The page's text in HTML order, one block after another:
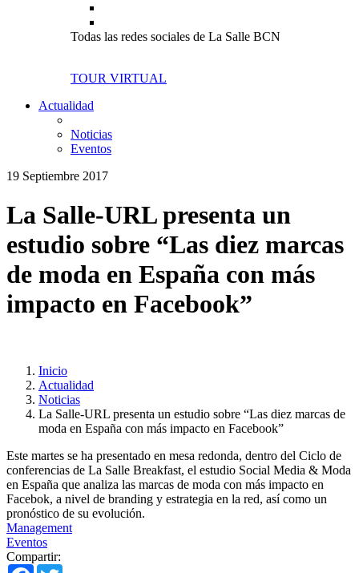
Todas las redes sociales de La Salle BCN
TOUR VIRTUAL
Actualidad
Noticias
Eventos
19 Septiembre 2017
La Salle-URL presenta un
estudio sobre “Las diez marcas
de moda en España con más
impacto en Facebook”
Inicio
Actualidad
Noticias
La Salle-URL presenta un estudio sobre “Las diez marcas de
moda en España con más impacto en Facebook”
Este martes se ha presentado en mesa redonda, dentro del Ciclo de
conferencias de La Salle Breakfast, el estudio Social Media & Moda
en España que analiza las marcas de moda con más impacto en
Facebok, a nivel de branding y estrategia en la red, así como un
pronóstico de su evolución.
Management
Eventos
Compartir:
Facebook